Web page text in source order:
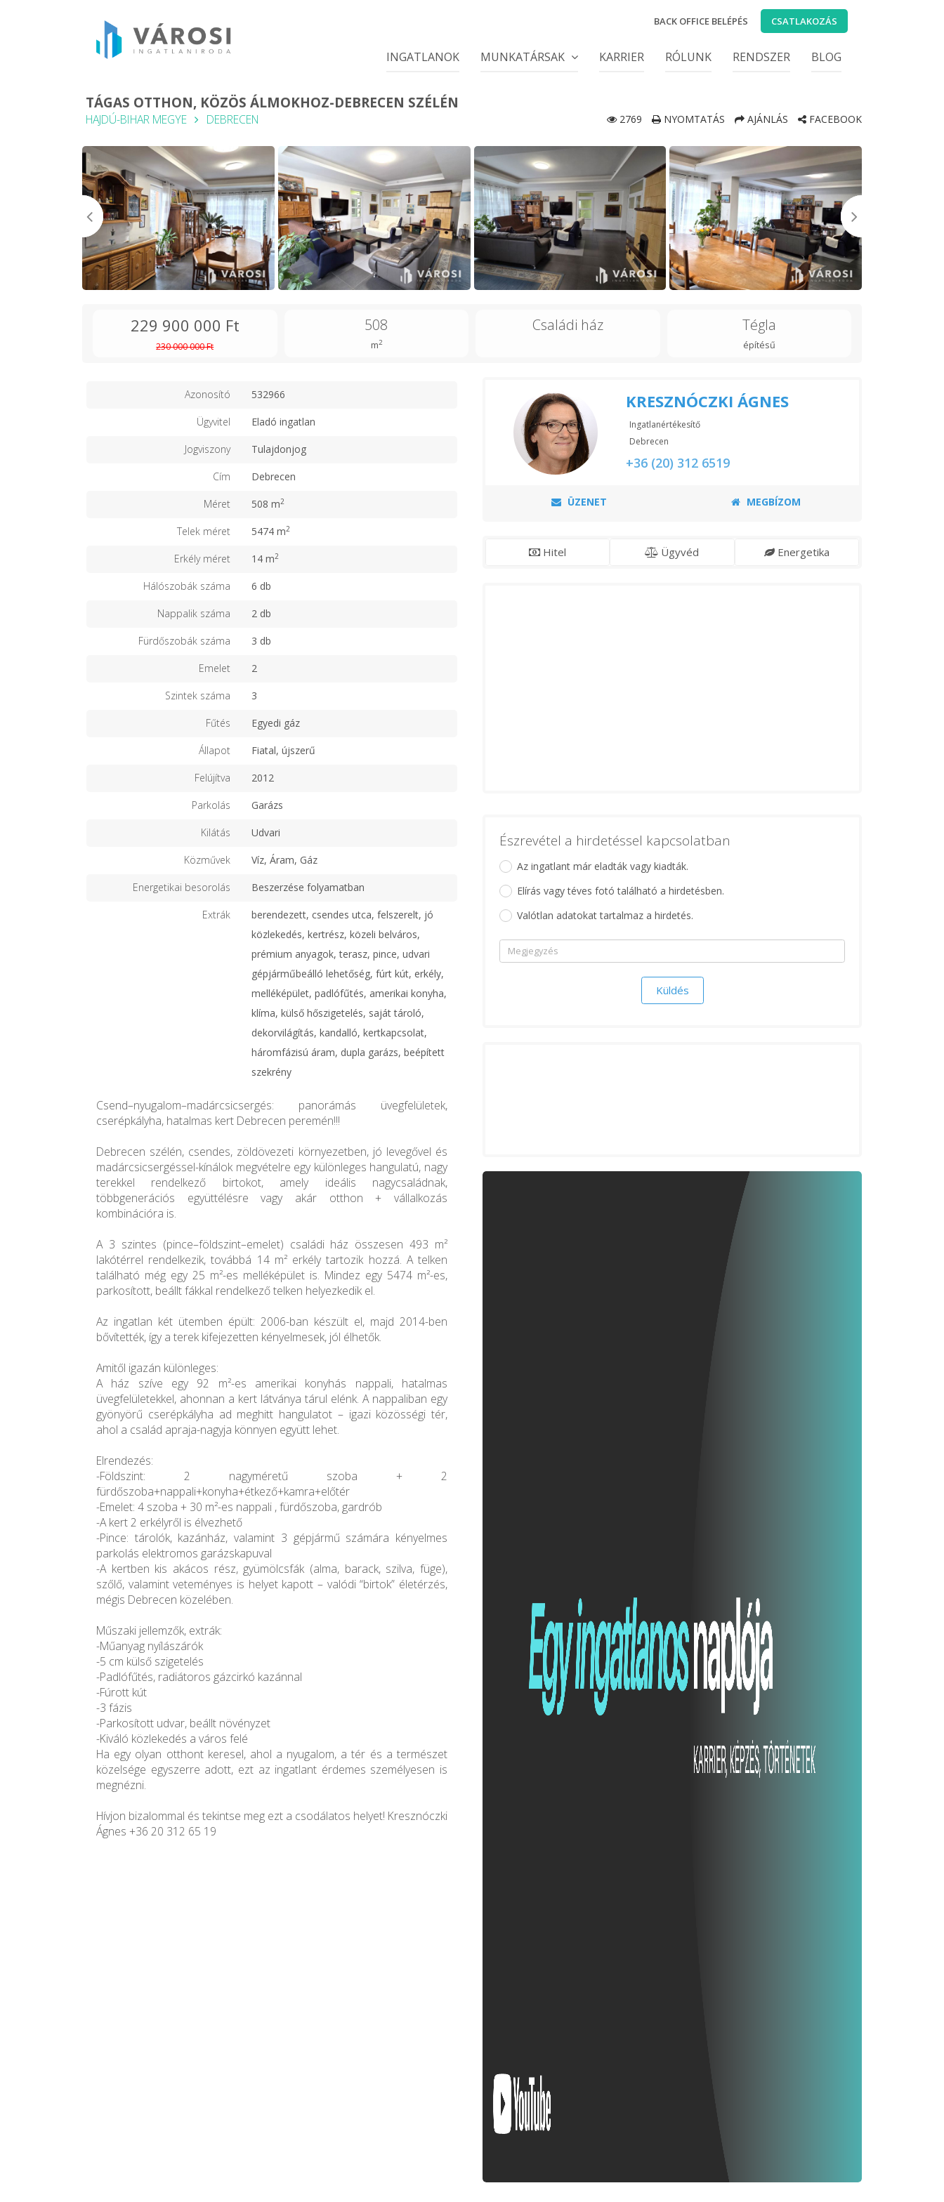
BACK OFFICE BELÉPÉS CSATLAKOZÁS
INGATLANOK MUNKATÁRSAK KARRIER RÓLUNK RENDSZER BLOG
TÁGAS OTTHON, KÖZÖS ÁLMOKHOZ-DEBRECEN SZÉLÉN
HAJDÚ-BIHAR MEGYE DEBRECEN 2769 NYOMTATÁS AJÁNLÁS FACEBOOK
229 900 000 Ft
230 000 000 Ft
508
m2
Családi ház Tégla
építésű
Azonosító 532966
Ügyvitel Eladó ingatlan
Jogviszony Tulajdonjog
Cím Debrecen
Méret 508 m2
Telek méret 5474 m2
Erkély méret 14 m2
Hálószobák száma 6 db
Nappalik száma 2 db
Fürdőszobák száma 3 db
Emelet 2
Szintek száma 3
Fűtés Egyedi gáz
Állapot Fiatal, újszerű
Felújítva 2012
Parkolás Garázs
Kilátás Udvari
Közművek Víz, Áram, Gáz
Energetikai besorolás Beszerzése folyamatban
Extrák
berendezett, csendes utca, felszerelt, jó
közlekedés, kertrész, közeli belváros,
prémium anyagok, terasz, pince, udvari
gépjárműbeálló lehetőség, fúrt kút, erkély,
melléképület, padlófűtés, amerikai konyha,
klíma, külső hőszigetelés, saját tároló,
dekorvilágítás, kandalló, kertkapcsolat,
háromfázisú áram, dupla garázs, beépített
szekrény
Csend–nyugalom–madárcsicsergés: panorámás üvegfelületek,
cserépkályha, hatalmas kert Debrecen peremén!!!
Debrecen szélén, csendes, zöldövezeti környezetben, jó levegővel és
madárcsicsergéssel-kínálok megvételre egy különleges hangulatú, nagy
terekkel rendelkező birtokot, amely ideális nagycsaládnak,
többgenerációs együttélésre vagy akár otthon + vállalkozás
kombinációra is.
A 3 szintes (pince–földszint–emelet) családi ház összesen 493 m²
lakótérrel rendelkezik, továbbá 14 m² erkély tartozik hozzá. A telken
található még egy 25 m²-es melléképület is. Mindez egy 5474 m²-es,
parkosított, beállt fákkal rendelkező telken helyezkedik el.
Az ingatlan két ütemben épült: 2006-ban készült el, majd 2014-ben
bővítették, így a terek kifejezetten kényelmesek, jól élhetők.
Amitől igazán különleges:
A ház szíve egy 92 m²-es amerikai konyhás nappali, hatalmas
üvegfelületekkel, ahonnan a kert látványa tárul elénk. A nappaliban egy
gyönyörű cserépkályha ad meghitt hangulatot – igazi közösségi tér,
ahol a család apraja-nagyja könnyen együtt lehet.
Elrendezés:
-Földszint: 2 nagyméretű szoba + 2
fürdőszoba+nappali+konyha+étkező+kamra+előtér
-Emelet: 4 szoba + 30 m²-es nappali , fürdőszoba, gardrób
-A kert 2 erkélyről is élvezhető
-Pince: tárolók, kazánház, valamint 3 gépjármű számára kényelmes
parkolás elektromos garázskapuval
-A kertben kis akácos rész, gyümölcsfák (alma, barack, szilva, füge),
szőlő, valamint veteményes is helyet kapott – valódi “birtok” életérzés,
mégis Debrecen közelében.
Műszaki jellemzők, extrák:
-Műanyag nyílászárók
-5 cm külső szigetelés
-Padlófűtés, radiátoros gázcirkó kazánnal
-Fúrott kút
-3 fázis
-Parkosított udvar, beállt növényzet
-Kiváló közlekedés a város felé
Ha egy olyan otthont keresel, ahol a nyugalom, a tér és a természet
közelsége egyszerre adott, ezt az ingatlant érdemes személyesen is
megnézni.
Hívjon bizalommal és tekintse meg ezt a csodálatos helyet! Kresznóczki
Ágnes +36 20 312 65 19
KRESZNÓCZKI ÁGNES
Ingatlanértékesítő
Debrecen
+36 (20) 312 6519
ÜZENET MEGBÍZOM
Hitel Ügyvéd Energetika
Észrevétel a hirdetéssel kapcsolatban
Az ingatlant már eladták vagy kiadták.
Elírás vagy téves fotó található a hirdetésben.
Valótlan adatokat tartalmaz a hirdetés.